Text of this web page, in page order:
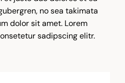
no sea takimata
dolor sit amet. Lorem
sadipscing elitr.